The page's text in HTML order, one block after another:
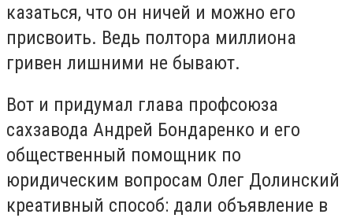
казаться, что он ничей и можно его
присвоить. Ведь полтора миллиона
гривен лишними не бывают.
Вот и придумал глава профсоюза
сахзавода Андрей Бондаренко и его
общественный помощник по
юридическим вопросам Олег Долинский
креативный способ: дали объявление в